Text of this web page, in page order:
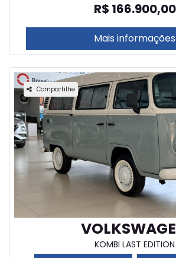
R$ 166.900,00
Mais informações
Compartilhe
KOMBI LAST EDITION